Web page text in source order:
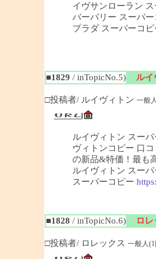
イヴサンローラン
バーバリー スーパー
プラダ スーパーコピ
■1829 / inTopicNo.5)
ルイ
□投稿者/ ルイヴィトン 一般
ルイヴィトン スー
ヴィトンコピー 口
の新品&特価！最も
ルイヴィトン スー
スーパーコピー
■1828 / inTopicNo.6)
ロ
□投稿者/ ロレックス 一般人(1